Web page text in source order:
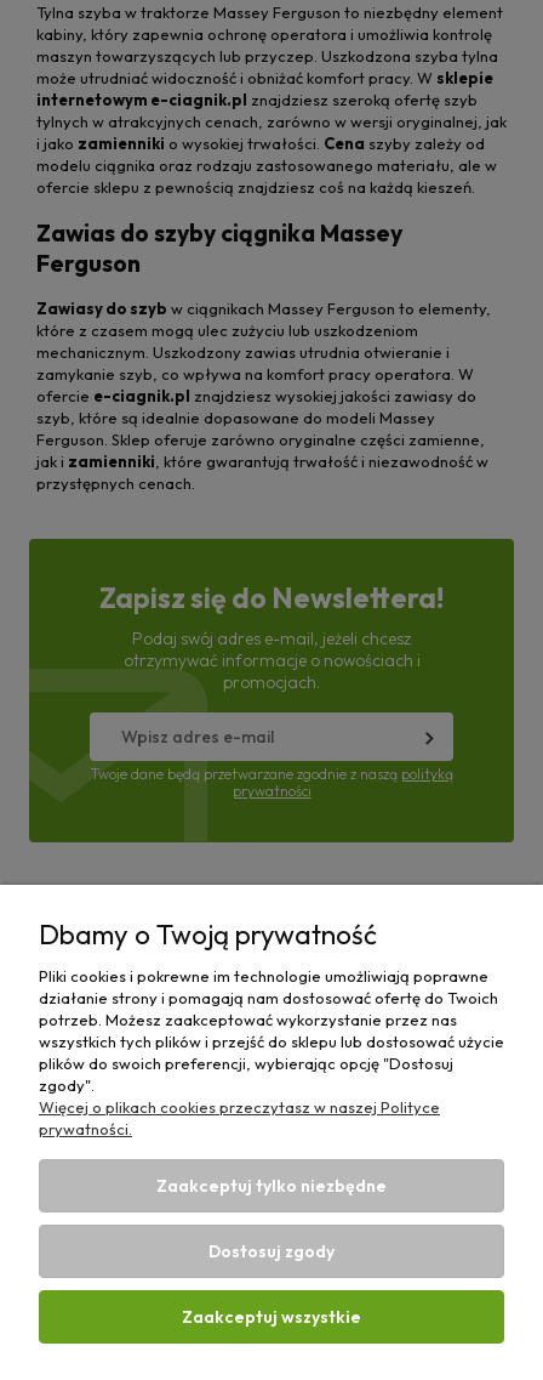
Tylna szyba w traktorze Massey Ferguson to niezbędny element
kabiny, który zapewnia ochronę operatora i umożliwia kontrolę
maszyn towarzyszących lub przyczep. Uszkodzona szyba tylna
może utrudniać widoczność i obniżać komfort pracy. W sklepie
internetowym e-ciagnik.pl znajdziesz szeroką ofertę szyb
tylnych w atrakcyjnych cenach, zarówno w wersji oryginalnej, jak
i jako zamienniki o wysokiej trwałości. Cena szyby zależy od
modelu ciągnika oraz rodzaju zastosowanego materiału, ale w
ofercie sklepu z pewnością znajdziesz coś na każdą kieszeń.
Zawias do szyby ciągnika Massey
Ferguson
Zawiasy do szyb w ciągnikach Massey Ferguson to elementy,
które z czasem mogą ulec zużyciu lub uszkodzeniom
mechanicznym. Uszkodzony zawias utrudnia otwieranie i
zamykanie szyb, co wpływa na komfort pracy operatora. W
ofercie e-ciagnik.pl znajdziesz wysokiej jakości zawiasy do
szyb, które są idealnie dopasowane do modeli Massey
Ferguson. Sklep oferuje zarówno oryginalne części zamienne,
jak i zamienniki , które gwarantują trwałość i niezawodność w
przystępnych cenach.
Zapisz się do Newslettera!
Podaj swój adres e-mail, jeżeli chcesz
otrzymywać informacje o nowościach i
promocjach.
Twoje dane będą przetwarzane zgodnie z naszą polityką
prywatności
Moje konto
Płatności i dostawa
Informacje
O nas
Sklep rolniczy z częściami do maszyn E-ciągnik |
731 424 460| NIP: 5562573838 | REGON:
341257433
Dbamy o Twoją prywatność
Pliki cookies i pokrewne im technologie umożliwiają poprawne
działanie strony i pomagają nam dostosować ofertę do Twoich
potrzeb. Możesz zaakceptować wykorzystanie przez nas
wszystkich tych plików i przejść do sklepu lub dostosować użycie
plików do swoich preferencji, wybierając opcję "Dostosuj
zgody".
Więcej o plikach cookies przeczytasz w naszej Polityce
prywatności.
Zaakceptuj tylko niezbędne
Dostosuj zgody
Zaakceptuj wszystkie